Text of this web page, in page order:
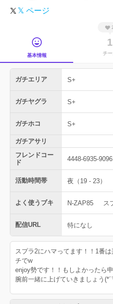
𝕏 ページ
基本情報
1
チ
ガチエリア S+
ガチヤグラ S+
ガチホコ S+
ガチアサリ
フレンドコー
ド
4448-6935-9096
活動時間帯 夜（19 - 23）
よく使うブキ N-ZAP85 ス
配信URL 特になし
スプラ2にハマってます！！1番
チでw
enjoy勢です！！もしよかったら
腕前一緒に上げていきましょう